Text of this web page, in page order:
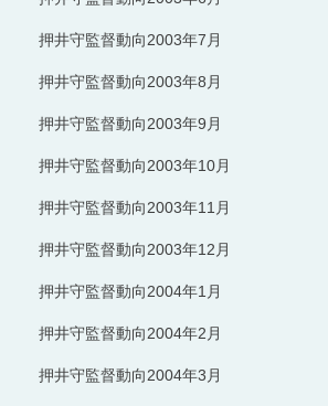
押井守監督動向2003年7月
押井守監督動向2003年8月
押井守監督動向2003年9月
押井守監督動向2003年10月
押井守監督動向2003年11月
押井守監督動向2003年12月
押井守監督動向2004年1月
押井守監督動向2004年2月
押井守監督動向2004年3月